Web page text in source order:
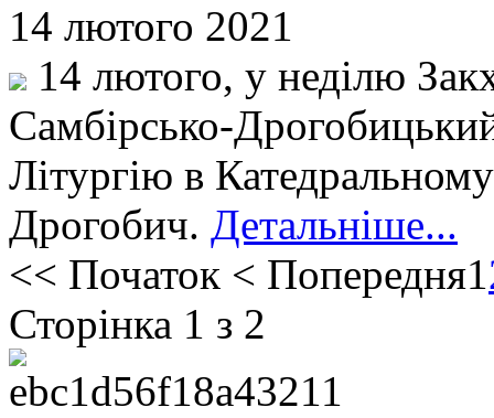
14 лютого 2021
14 лютого, у неділю
Самбірсько-
Літургію в
Дрогобич. Детальніше...
<< Початок < Попередня1
Сторінка 1 з 2